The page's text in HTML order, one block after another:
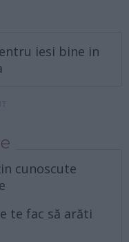
iesi bine in
cunoscute
te fac să arăti